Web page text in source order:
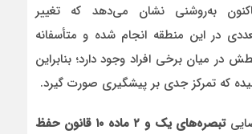
۲۰۰۳ تاکنون به‌روشنی نشان می‌دهد که تغییر
در این منطقه انجام شده و متأسفانه
در میان برخی افراد وجود دارد؛ بنابراین
که تمرکز جدی بر پیشگیری صورت گیرد.
تبصره‌های یک و ۲ ماده ۱۰ قانون حفظ